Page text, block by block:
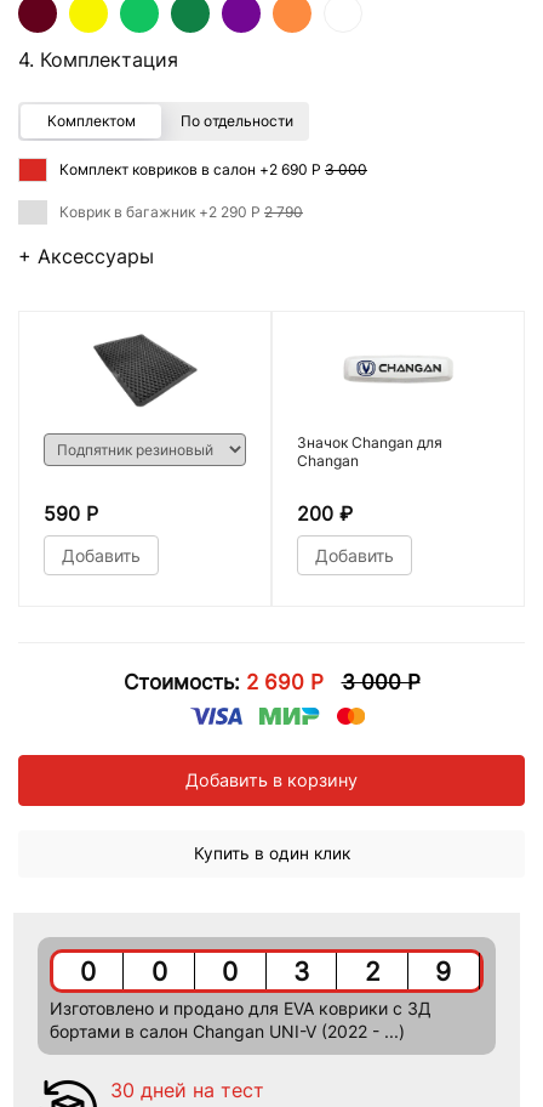
4. Комплектация
Комплектом По отдельности
Комплект ковриков в салон +2 690 Р 3 000
Коврик в багажник +2 290 Р 2 790
+ Аксессуары
590 Р
Добавить
Значок Changan для
Changan
200 ₽
Добавить
Стоимость: 2 690 Р 3 000 Р
Добавить в корзину
Купить в один клик
0 0 0 3 2 9
Изготовлено и продано для EVA коврики c 3Д
бортами в салон Changan UNI-V (2022 - ...)
30 дней на тест